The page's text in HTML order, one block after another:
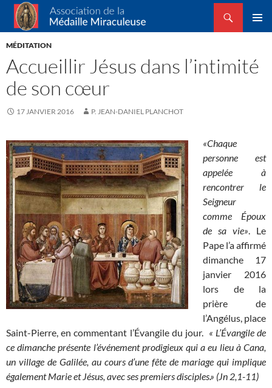
Association de la Médaille Miraculeuse
Recherche
ALLER
AU
MÉDITATION
Accueillir Jésus dans l’intimité
de son cœur
17 JANVIER 2016 P. JEAN-DANIEL PLANCHOT
«Chaque
personne est
appelée à
rencontrer le
Seigneur
comme Époux
de sa vie». Le
Pape l’a affirmé
dimanche 17
janvier 2016
lors de la
prière de
l’Angélus, place
Saint-Pierre, en commentant l’Évangile du jour. « L’Évangile de
ce dimanche présente l’événement prodigieux qui a eu lieu à Cana,
un village de Galilée, au cours d’une fête de mariage qui implique
également Marie et Jésus, avec ses premiers disciples.» (Jn 2,1-11)